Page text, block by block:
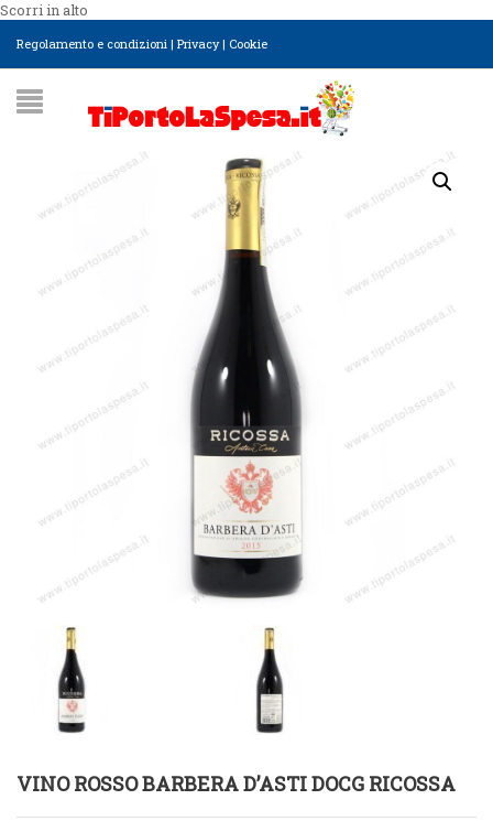
Scorri in alto
Regolamento e condizioni | Privacy| Cookie
VINO ROSSO BARBERA D’ASTI DOCG RICOSSA